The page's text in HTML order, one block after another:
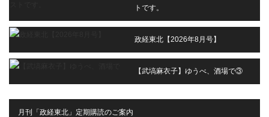
トです。
政経東北【2026年8月号】
【武塙麻衣子】ゆうべ、酒場で③
月刊「政経東北」定期購読のご案内